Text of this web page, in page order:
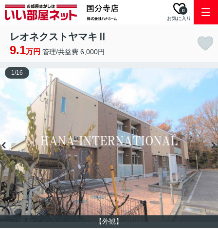
お気に入り
0
レオネクストヤマキⅡ
9.1万円 管理/共益費 6,000円
【外観】
1/16